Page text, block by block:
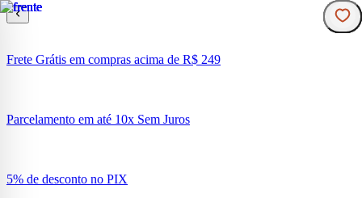
Frete Grátis em compras acima de R$ 249
Parcelamento em até 10x Sem Juros
5% de desconto no PIX